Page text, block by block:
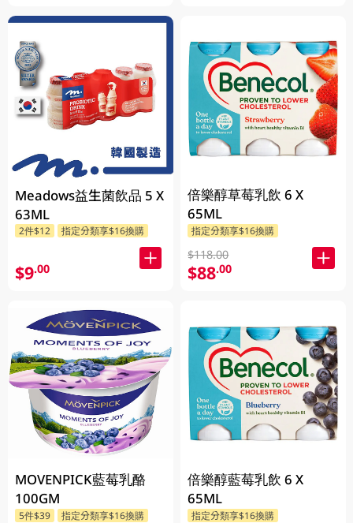
Meadows益生菌飲品 5 X
63ML
2件$12 指定分類享$16換購
$9.00
MOVENPICK藍莓乳酪
100GM
5件$39 指定分類享$16換購
倍樂醇草莓乳飲 6 X
65ML
指定分類享$16換購
$118.00
$88.00
倍樂醇藍莓乳飲 6 X
65ML
指定分類享$16換購